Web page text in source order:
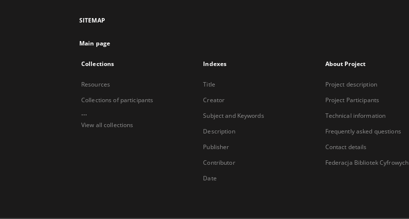
SITEMAP
Main page
Collections
Resources
Collections of participants
...
View all collections
Indexes
Title
Creator
Subject and Keywords
Description
Publisher
Contributor
Date
About Project
Project description
Project Participants
Technical information
Frequently asked questions
Contact details
Federacja Bibliotek Cyfrowych